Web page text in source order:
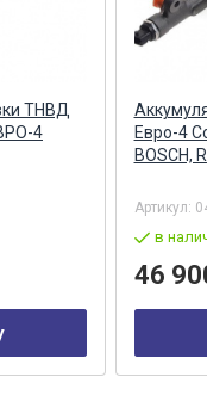
ТНВД
4
Евро-4
BOSCH,
Артикул:
в
46